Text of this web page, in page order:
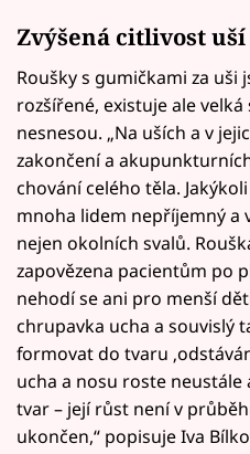
Zvýšená citlivost uší
Roušky s gumičkami za uši
rozšířené, existuje ale
nesnesou. „Na uších a v
zakončení a
chování celého těla.
mnoha lidem nepříjemný a
nejen okolních svalů.
zapovězena pacientům po
nehodí se ani pro menší
chrupavka ucha a souvislý
formovat do tvaru
ucha a nosu roste
tvar – její růst není v
ukončen,“ popisuje Iva